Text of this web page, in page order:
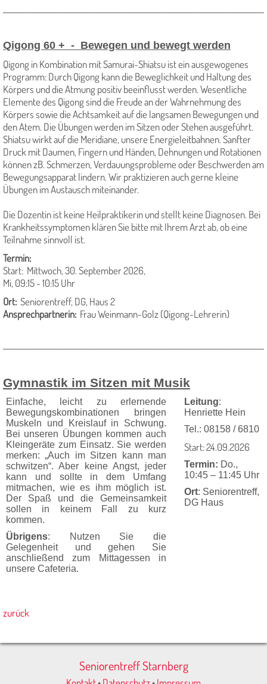
Qigong 60 + - Bewegen und bewegt werden
Qigong in Kombination mit Samurai-Shiatsu ist ein ausgewogenes
Programm: Durch Qigong kann die Beweglichkeit und Haltung des
Körpers und die Atmung positiv beeinflusst werden. Wesentliche
Elemente des Qigong sind die Freude an der Wahrnehmung des
Körpers sowie die Achtsamkeit auf die langsamen Bewegungen und
den Atem. Die Übungen werden im Sitzen oder Stehen ausgeführt.
Shiatsu wirkt auf die Meridiane, unsere Energieleitbahnen. Sanfter
Druck mit Daumen, Fingern und Händen, Dehnungen und Rotationen
können zB. Schmerzen, Verdauungsprobleme oder Beschwerden am
Bewegungsapparat lindern. Wir praktizieren auch gerne kleine
Übungen im Austausch miteinander.
Die Dozentin ist keine Heilpraktikerin und stellt keine Diagnosen. Bei
Krankheitssymptomen klären Sie bitte mit Ihrem Arzt ab, ob eine
Teilnahme sinnvoll ist.
Termin:
Start: Mittwoch, 30. September 2026,
Mi, 09:15 - 10:15 Uhr
Ort: Seniorentreff, DG, Haus 2
Ansprechpartnerin: Frau Weinmann-Golz (Qigong-Lehrerin)
Gymnastik im Sitzen mit Musik
Einfache, leicht zu erlernende
Bewegungskombinationen bringen
Mus­keln und Kreislauf in Schwung.
Bei unseren Übungen kommen auch
Kleingeräte zum Einsatz. Sie werden
merken: „Auch im Sitzen kann man
schwitzen“. Aber keine Angst, jeder
kann und sollte in dem Umfang
mitmachen, wie es ihm möglich ist.
Der Spaß und die Gemeinsamkeit
sollen in keinem Fall zu kurz
kommen.
Übrigens: Nutzen Sie die
Gelegenheit und gehen Sie
anschließend zum Mittag­essen in
unsere Cafeteria.
Leitung:
Henriette Hein
Tel.: 08158 / 6810
Start: 24.09.2026
Termin: Do.,
10:45 – 11:45 Uhr
Ort: Seniorentreff,
DG Haus
zurück
Seniorentreff Starnberg